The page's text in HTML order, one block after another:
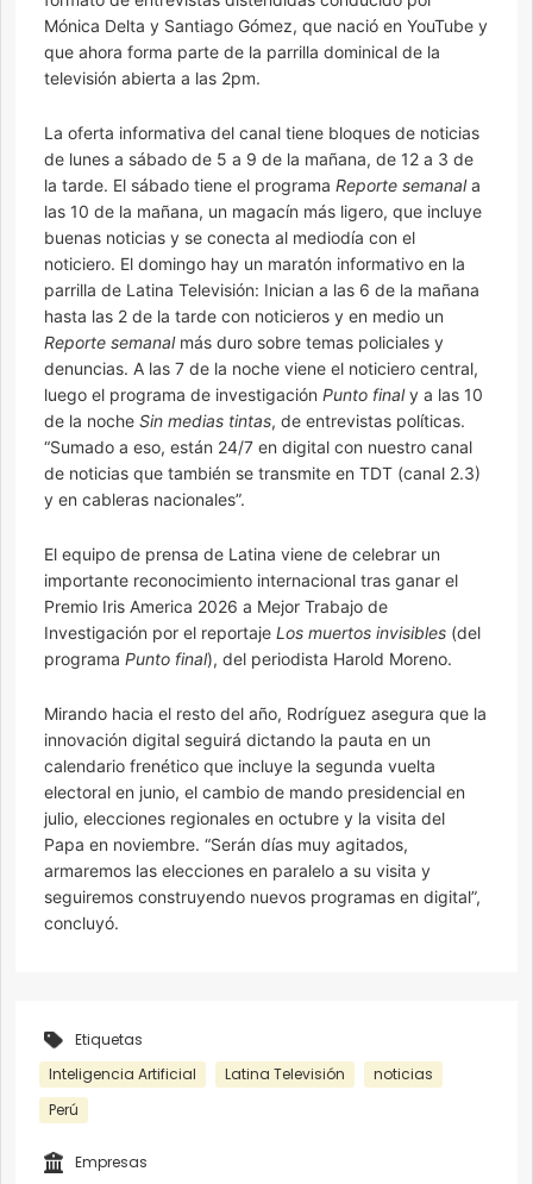
Mónica Delta y Santiago Gómez, que nació en YouTube y
que ahora forma parte de la parrilla dominical de la
televisión abierta a las 2pm.
La oferta informativa del canal tiene bloques de noticias
de lunes a sábado de 5 a 9 de la mañana, de 12 a 3 de
la tarde. El sábado tiene el programa Reporte semanala
las 10 de la mañana, un magacín más ligero, que incluye
buenas noticias y se conecta al mediodía con el
noticiero. El domingo hay un maratón informativo en la
parrilla de Latina Televisión: Inician a las 6 de la mañana
hasta las 2 de la tarde con noticieros y en medio un
Reporte semanalmás duro sobre temas policiales y
denuncias. A las 7 de la noche viene el noticiero central,
luego el programa de investigación Punto finaly a las 10
de la noche Sin medias tintas, de entrevistas políticas.
“Sumado a eso, están 24/7 en digital con nuestro canal
de noticias que también se transmite en TDT (canal 2.3)
y en cableras nacionales”.
El equipo de prensa de Latina viene de celebrar un
importante reconocimiento internacional tras ganar el
Premio Iris America 2026 a Mejor Trabajo de
Investigación por el reportaje Los muertos invisibles (del
programa Punto final), del periodista Harold Moreno.
Mirando hacia el resto del año, Rodríguez asegura que la
innovación digital seguirá dictando la pauta en un
calendario frenético que incluye la segunda vuelta
electoral en junio, el cambio de mando presidencial en
julio, elecciones regionales en octubre y la visita del
Papa en noviembre. “Serán días muy agitados,
armaremos las elecciones en paralelo a su visita y
seguiremos construyendo nuevos programas en digital”,
concluyó.
Etiquetas
Inteligencia Artificial
Latina Televisión
noticias
Perú
Empresas